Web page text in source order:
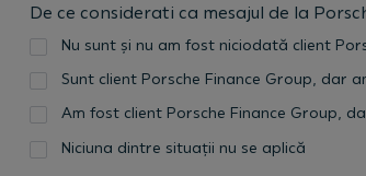
De ce considerati ca mesajul de la
Nu sunt și nu am fost niciodată client
Sunt client Porsche Finance Group, dar
Am fost client Porsche Finance Group,
Niciuna dintre situații nu se aplică